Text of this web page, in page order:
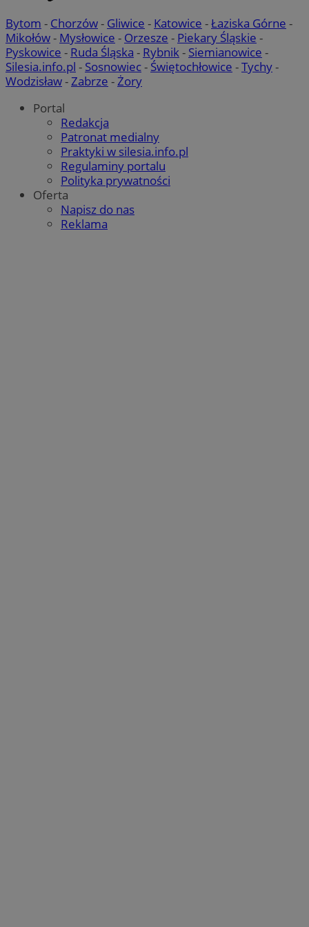
Bytom - Chorzów- Gliwice - Katowice -Łaziska Górne -
Mikołów- Mysłowice - Orzesze - Piekary Śląskie -
Pyskowice - Ruda Śląska - Rybnik- Siemianowice -
Silesia.info.pl - Sosnowiec- Świętochłowice -Tychy-
Wodzisław-Zabrze -Żory
Portal
Redakcja
Patronat medialny
Praktyki w silesia.info.pl
Regulaminy portalu
Polityka prywatności
Oferta
Napisz do nas
Reklama
internetowej, takich jak logowanie użytkownika i zarządzanie
niezbędnych plików cookie nie można prawidłowo korzystać ze
internetowej.
Nazwa
Provider/
Domena
QeSessID